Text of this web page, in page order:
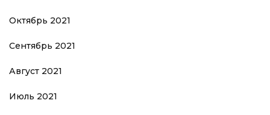
Октябрь 2021
Сентябрь 2021
Август 2021
Июль 2021